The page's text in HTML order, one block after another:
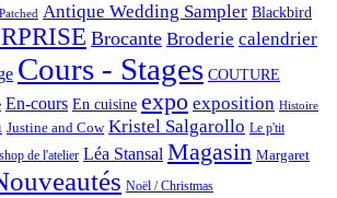
Antique Wedding Sampler Blackbird
Brocante Broderie calendrier
Cours - Stages COUTURE
En-cours En cuisine expo exposition Histoire
Justine and Cow Kristel Salgarollo Le p'tit
de l'atelier Léa Stansal Magasin Margaret
Noël / Christmas